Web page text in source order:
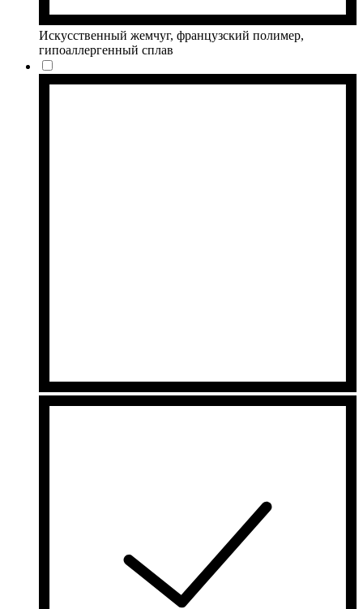
Искусственный жемчуг, французский полимер,
гипоаллергенный сплав